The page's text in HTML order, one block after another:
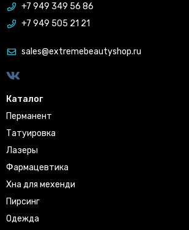
+7 949 349 56 86
+7 949 505 21 21
sales@extremebeautyshop.ru
Каталог
Перманент
Татуировка
Лазеры
Фармацевтика
Хна для мехенди
Пирсинг
Одежда